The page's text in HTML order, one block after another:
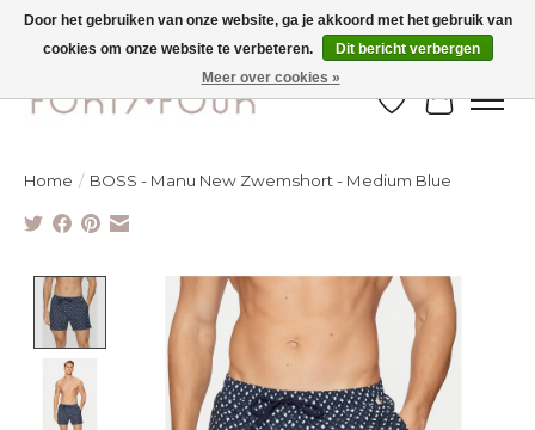
Ontdek de nieuwe najaarscollectie nu in de winkel - selectie online
Verlanglijst
Home / BOSS - Manu New Zwemshort - Medium Blue
Product image slideshow Items
Door het gebruiken van onze website, ga je akkoord met het gebruik van
cookies om onze website te verbeteren.
Dit bericht verbergen
Meer over cookies »